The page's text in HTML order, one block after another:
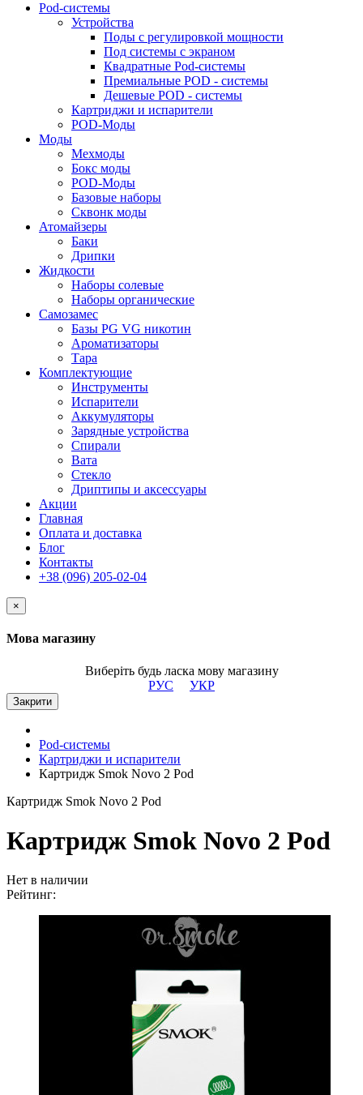
Pod-системы
Устройства
Поды с регулировкой мощности
Под системы с экраном
Квадратные Pod-системы
Премиальные POD - системы
Дешевые POD - системы
Картриджи и испарители
POD-Моды
Моды
Мехмоды
Бокс моды
POD-Моды
Базовые наборы
Сквонк моды
Атомайзеры
Баки
Дрипки
Жидкости
Наборы солевые
Наборы органические
Самозамес
Базы PG VG никотин
Ароматизаторы
Тара
Комплектующие
Инструменты
Испарители
Аккумуляторы
Зарядные устройства
Спирали
Вата
Стекло
Дриптипы и аксессуары
Акции
Главная
Оплата и доставка
Блог
Контакты
+38 (096) 205-02-04
×
Мова магазину
Виберіть будь ласка мову магазину
РУС
УКР
Закрити
Pod-системы
Картриджи и испарители
Картридж Smok Novo 2 Pod
Картридж Smok Novo 2 Pod
Картридж Smok Novo 2 Pod
Нет в наличии
Рейтинг: